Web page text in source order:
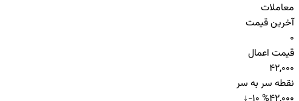
معاملات
آخرین قیمت
0
قیمت اعمال
42,000
نقطه سر به سر